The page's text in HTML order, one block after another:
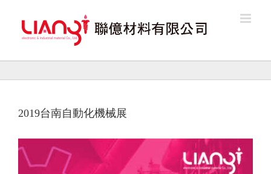
content
2019台南自動化機械展
Larger
Image